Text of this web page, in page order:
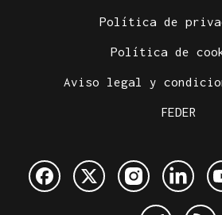
Política de
Política de
Aviso legal y
FEDER